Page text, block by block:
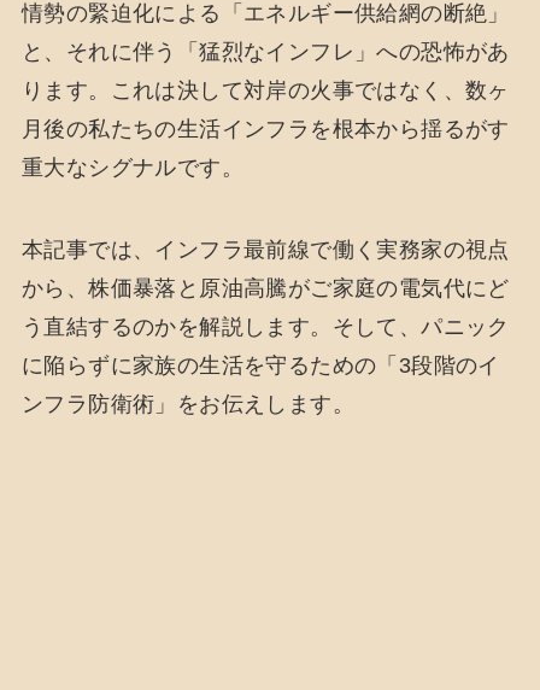
情勢の緊迫化による「エネルギー供給網の断絶」
と、それに伴う「猛烈なインフレ」への恐怖があ
ります。これは決して対岸の火事ではなく、数ヶ
月後の私たちの生活インフラを根本から揺るがす
重大なシグナルです。
本記事では、インフラ最前線で働く実務家の視点
から、株価暴落と原油高騰がご家庭の電気代にど
う直結するのかを解説します。そして、パニック
に陥らずに家族の生活を守るための「3段階のイ
ンフラ防衛術」をお伝えします。